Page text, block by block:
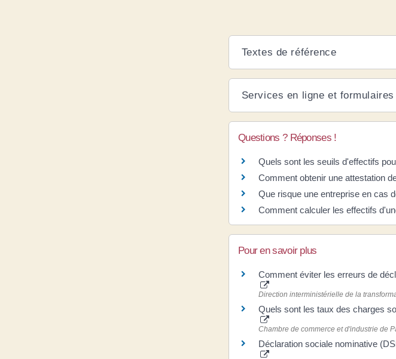
Textes de référence
Services en ligne et formulaires
Questions ? Réponses !
Quels sont les seuils d'effectifs
Comment obtenir une attestation
Que risque une entreprise en cas
Comment calculer les effectifs
Pour en savoir plus
Comment éviter les erreurs de
Direction interministérielle de la
Quels sont les taux des charges
Chambre de commerce et d'industrie de
Déclaration sociale nominative